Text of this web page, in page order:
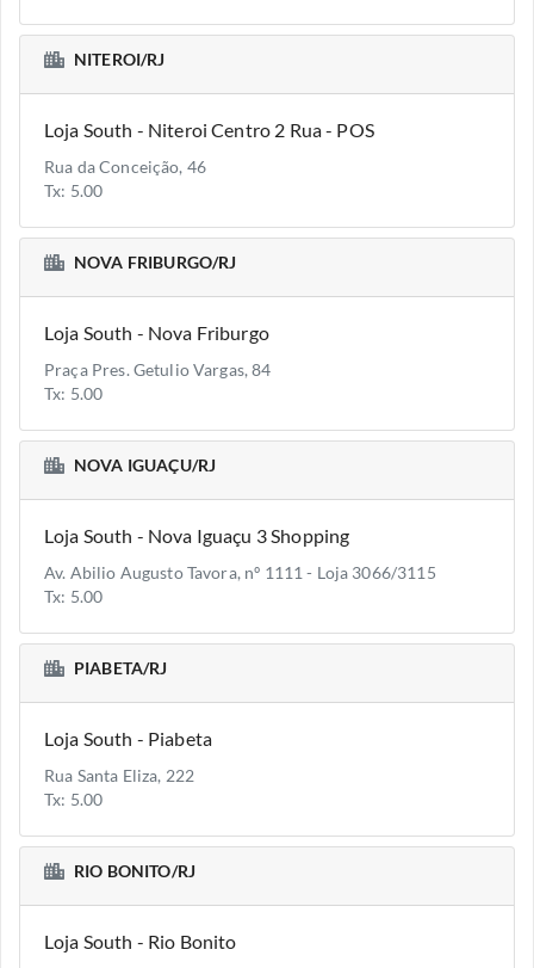
NITEROI/RJ
Loja South - Niteroi Centro 2 Rua - POS
Rua da Conceição, 46
Tx: 5.00
NOVA FRIBURGO/RJ
Loja South - Nova Friburgo
Praça Pres. Getulio Vargas, 84
Tx: 5.00
NOVA IGUAÇU/RJ
Loja South - Nova Iguaçu 3 Shopping
Av. Abilio Augusto Tavora, nº 1111 - Loja 3066/3115
Tx: 5.00
PIABETA/RJ
Loja South - Piabeta
Rua Santa Eliza, 222
Tx: 5.00
RIO BONITO/RJ
Loja South - Rio Bonito